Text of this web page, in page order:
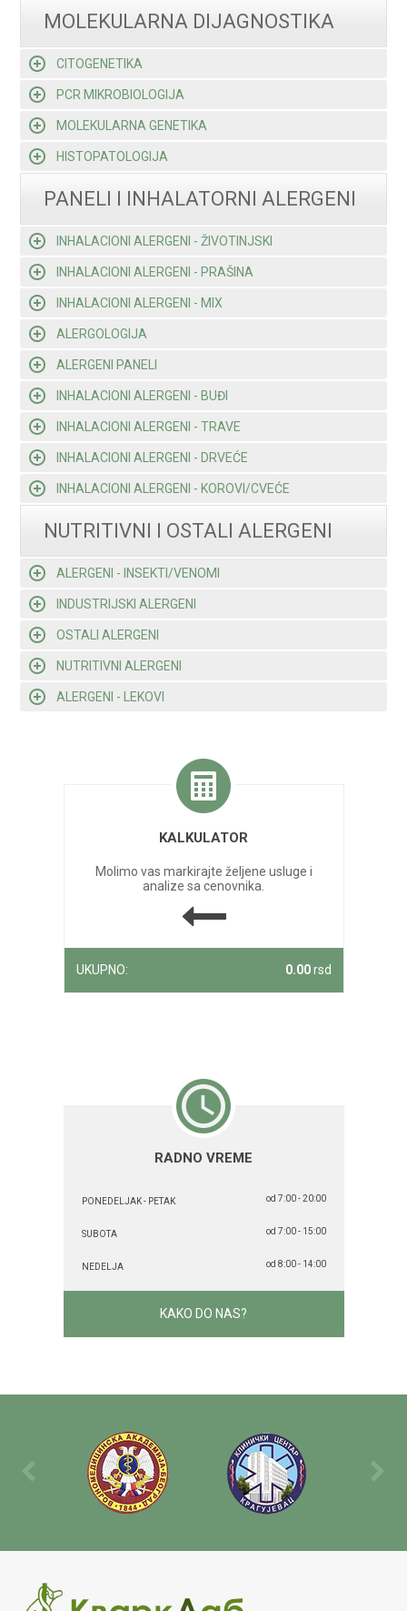
MOLEKULARNA DIJAGNOSTIKA
CITOGENETIKA
PCR MIKROBIOLOGIJA
MOLEKULARNA GENETIKA
HISTOPATOLOGIJA
PANELI I INHALATORNI ALERGENI
INHALACIONI ALERGENI - ŽIVOTINJSKI
INHALACIONI ALERGENI - PRAŠINA
INHALACIONI ALERGENI - MIX
ALERGOLOGIJA
ALERGENI PANELI
INHALACIONI ALERGENI - BUĐI
INHALACIONI ALERGENI - TRAVE
INHALACIONI ALERGENI - DRVEĆE
INHALACIONI ALERGENI - KOROVI/CVEĆE
NUTRITIVNI I OSTALI ALERGENI
ALERGENI - INSEKTI/VENOMI
INDUSTRIJSKI ALERGENI
OSTALI ALERGENI
NUTRITIVNI ALERGENI
ALERGENI - LEKOVI
KALKULATOR
Molimo vas markirajte željene usluge i
analize sa cenovnika.
UKUPNO: 0.00rsd
RADNO VREME
PONEDELJAK - PETAK od 7:00 - 20:00
SUBOTA od 7:00 - 15:00
NEDELJA od 8:00 - 14:00
KAKO DO NAS?